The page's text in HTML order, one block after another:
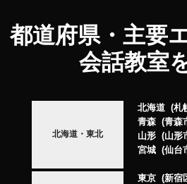
都道府県・主要
会話教室
北海道・東北
北海道
札
青森
青森
山形
山形
宮城
仙台
東京
新宿